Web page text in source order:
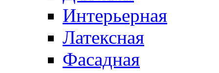
Интерьерная
Латексная
Фасадная